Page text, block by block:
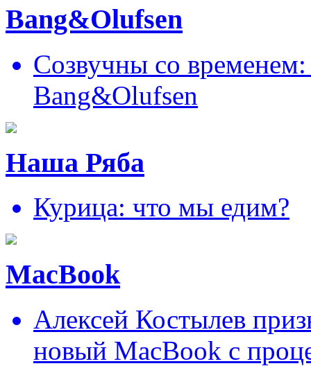
Bang&Olufsen
Созвучны со временем:
Bang&Olufsen
Наша Ряба
Курица: что мы едим?
MacBook
Алексей Костылев
новый MacBook c